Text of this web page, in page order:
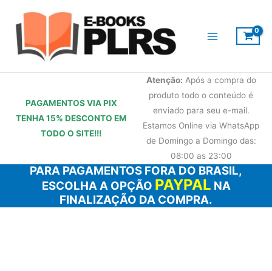
conteúdo
PAGAMENTOS VIA PIX
TENHA 15% DESCONTO EM
TODO O SITE!!!
Atenção: Após a compra do
produto todo o conteúdo é
enviado para seu e-mail.
Estamos Online via WhatsApp
de Domingo a Domingo das:
08:00 as 23:00
PARA PAGAMENTOS FORA DO BRASIL,
ESCOLHA A OPÇÃO PAYPAL NA
FINALIZAÇÃO DA COMPRA.